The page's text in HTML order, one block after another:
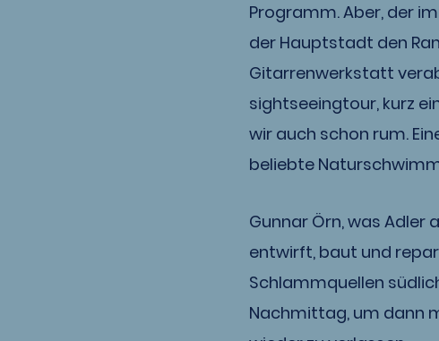
Programm. Aber, der
der Hauptstadt den
Gitarrenwerkstatt
sightseeingtour, kurz
wir auch schon rum.
beliebte
Gunnar Örn, was Adler
entwirft, baut und
Schlammquellen
Nachmittag, um dann